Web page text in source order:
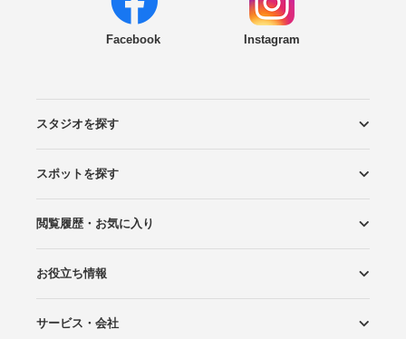
Facebook Instagram
スタジオを探す
エリアから探す
こだわりから探す
NEW PHOTO STYLE
プランから探す
フォトタイプ診断
フォトグラファーから探す
国内リゾートから探す
スポットを探す
ロケーションから探す
スタジオから探す
閲覧履歴・お気に入り
閲覧スタジオ
お気に入り
お役立ち情報
Wedding Photo マガジン
はじめてガイド
サービス・会社